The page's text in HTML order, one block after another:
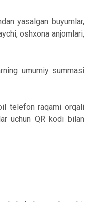
yasalgan buyumlar,
oshxona anjomlari,
umumiy summasi
telefon raqami orqali
uchun QR kodi bilan